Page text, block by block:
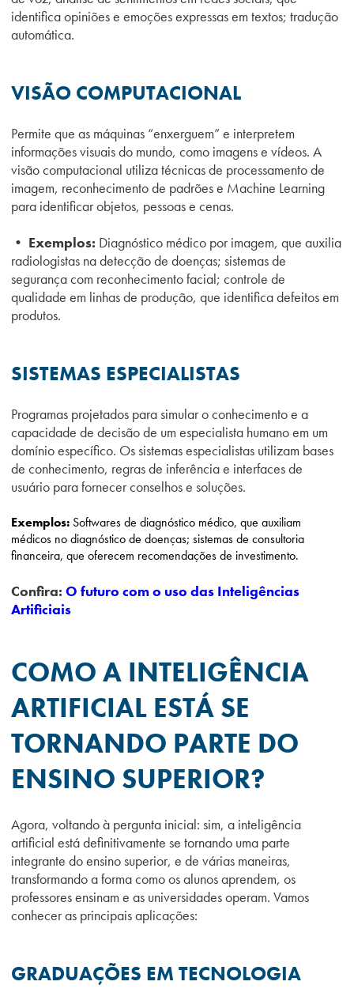
identifica opiniões e emoções expressas em textos; tradução
automática.
VISÃO COMPUTACIONAL
Permite que as máquinas “enxerguem” e interpretem
informações visuais do mundo, como imagens e vídeos. A
visão computacional utiliza técnicas de processamento de
imagem, reconhecimento de padrões e Machine Learning
para identificar objetos, pessoas e cenas.
• Exemplos: Diagnóstico médico por imagem, que auxilia
radiologistas na detecção de doenças; sistemas de
segurança com reconhecimento facial; controle de
qualidade em linhas de produção, que identifica defeitos em
produtos.
SISTEMAS ESPECIALISTAS
Programas projetados para simular o conhecimento e a
capacidade de decisão de um especialista humano em um
domínio específico. Os sistemas especialistas utilizam bases
de conhecimento, regras de inferência e interfaces de
usuário para fornecer conselhos e soluções.
Exemplos: Softwares de diagnóstico médico, que auxiliam
médicos no diagnóstico de doenças; sistemas de consultoria
financeira, que oferecem recomendações de investimento.
Confira: O futuro com o uso das Inteligências
Artificiais
COMO A INTELIGÊNCIA
ARTIFICIAL ESTÁ SE
TORNANDO PARTE DO
ENSINO SUPERIOR?
Agora, voltando à pergunta inicial: sim, a inteligência
artificial está definitivamente se tornando uma parte
integrante do ensino superior, e de várias maneiras,
transformando a forma como os alunos aprendem, os
professores ensinam e as universidades operam. Vamos
conhecer as principais aplicações:
GRADUAÇÕES EM TECNOLOGIA